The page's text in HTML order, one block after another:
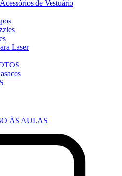
de Vestuário
Laser
ÀS AULAS